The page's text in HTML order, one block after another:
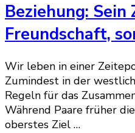
Beziehung:
Freundschaft,
Wir leben in einer
Zumindest in der
Regeln für das
Während Paare früher
oberstes Ziel …